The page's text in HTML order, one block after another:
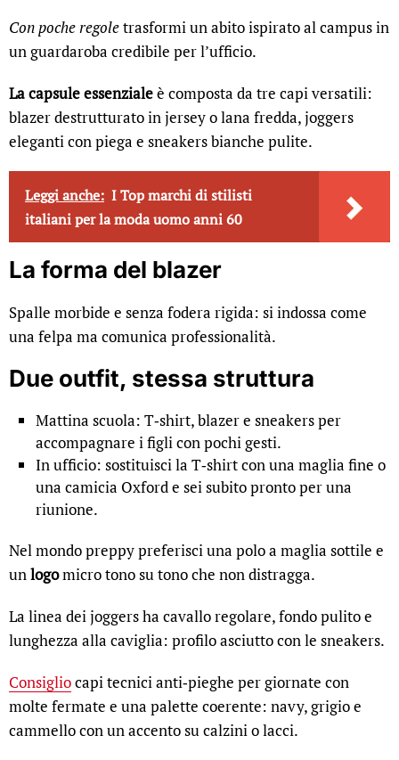
Con poche regoletrasformi un abito ispirato al campus in
un guardaroba credibile per l’ufficio.
La capsule essenzialeè composta da tre capi versatili:
blazer destrutturato in jersey o lana fredda, joggers
eleganti con piega e sneakers bianche pulite.
Leggi anche: I Top marchi di stilisti
italiani per la moda uomo anni 60
La forma del blazer
Spalle morbide e senza fodera rigida: si indossa come
una felpa ma comunica professionalità.
Due outfit, stessa struttura
Mattina scuola: T‑shirt, blazer e sneakers per
accompagnare i figli con pochi gesti.
In ufficio: sostituisci la T‑shirt con una maglia fine o
una camicia Oxford e sei subito pronto per una
riunione.
Nel mondo preppy preferisci una polo a maglia sottile e
unlogomicro tono su tono che non distragga.
La linea dei joggers ha cavallo regolare, fondo pulito e
lunghezza alla caviglia: profilo asciutto con le sneakers.
Consigliocapi tecnici anti‑pieghe per giornate con
molte fermate e una palette coerente: navy, grigio e
cammello con un accento su calzini o lacci.